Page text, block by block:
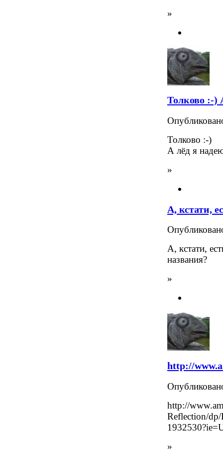
»
Толково :-)
Толково :-)
А лёд я
»
А, кстати,
А, кстати,
названия?
»
http://
http://
Reflection/
»